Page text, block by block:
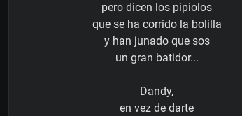
pero dicen los pipiolos
que se ha corrido la bolilla
y han junado que sos
un gran batidor...
Dandy,
en vez de darte